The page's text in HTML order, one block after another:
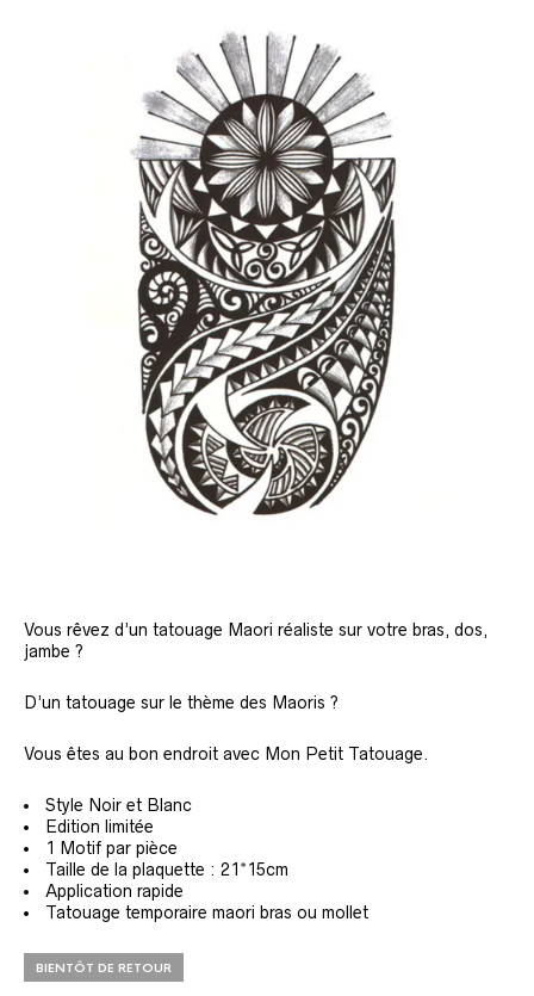
Vous rêvez d’un tatouage Maori réaliste sur votre bras, dos,
jambe ?
D’un tatouage sur le thème des Maoris ?
Vous êtes au bon endroit avec Mon Petit Tatouage.
Style Noir et Blanc
Edition limitée
1 Motif par pièce
Taille de la plaquette : 21*15cm
Application rapide
Tatouage temporaire maori bras ou mollet
BIENTÔT DE RETOUR